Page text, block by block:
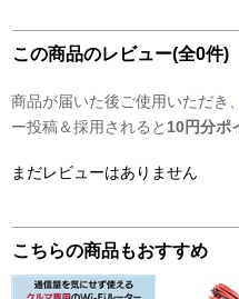
この商品のレビュー(全0件)
商品が届いた後ご使用いただき、
ー投稿＆採用されると 10円分ポ
まだレビューはありません
こちらの商品もおすすめ